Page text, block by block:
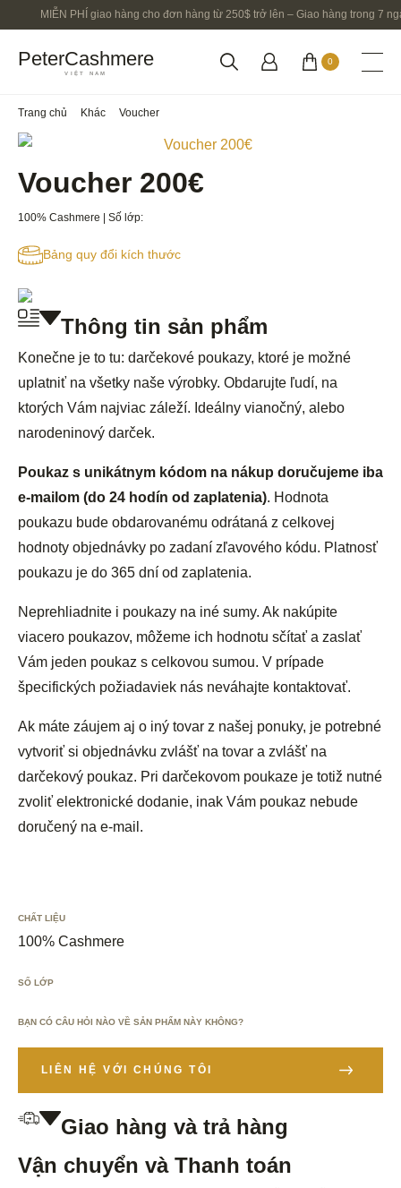
MIỄN PHÍ giao hàng cho đơn hàng từ 250$ trở lên – Giao hàng trong 7
PeterCashmere
VIỆT NAM
0
Trang chủ Khác Voucher
Voucher 200€
100% Cashmere | Số lớp:
Bảng quy đổi kích thước
Thông tin sản phẩm
Konečne je to tu: darčekové poukazy, ktoré je možné
uplatniť na všetky naše výrobky. Obdarujte ľudí, na
ktorých Vám najviac záleží. Ideálny vianočný, alebo
narodeninový darček.
Poukaz s unikátnym kódom na nákup doručujeme iba
e-mailom (do 24 hodín od zaplatenia). Hodnota
poukazu bude obdarovanému odrátaná z celkovej
hodnoty objednávky po zadaní zľavového kódu. Platnosť
poukazu je do 365 dní od zaplatenia.
Neprehliadnite i poukazy na iné sumy. Ak nakúpite
viacero poukazov, môžeme ich hodnotu sčítať a zaslať
Vám jeden poukaz s celkovou sumou. V prípade
špecifických požiadaviek nás neváhajte kontaktovať.
Ak máte záujem aj o iný tovar z našej ponuky, je potrebné
vytvoriť si objednávku zvlášť na tovar a zvlášť na
darčekový poukaz. Pri darčekovom poukaze je totiž nutné
zvoliť elektronické dodanie, inak Vám poukaz nebude
doručený na e-mail.
CHẤT LIỆU
100% Cashmere
SỐ LỚP
BẠN CÓ CÂU HỎI NÀO VỀ SẢN PHẨM NÀY KHÔNG?
LIÊN HỆ VỚI CHÚNG TÔI
Giao hàng và trả hàng
Vận chuyển và Thanh toán